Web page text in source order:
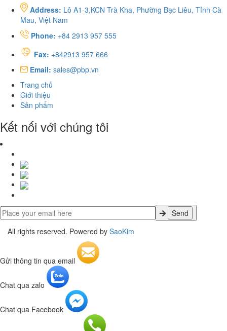
Address: Lô A1-3,KCN Trà Kha, Phường Bạc Liêu, Tỉnh Cà
Mau, Việt Nam
Phone: +84 2913 957 555
Fax: +842913 957 666
Email: sales@pbp.vn
Trang chủ
Giới thiệu
Sản phẩm
Kết nối với chúng tôi
All rights reserved. Powered by SaoKim
Gửi thông tin qua email
Chat qua zalo
Chat qua Facebook